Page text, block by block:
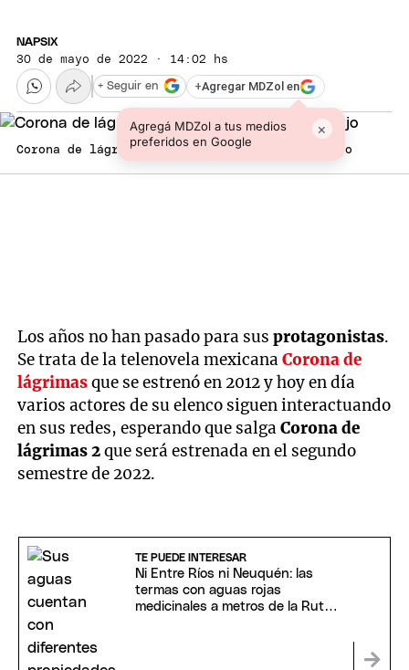
NAPSIX
30 de mayo de 2022 · 14:02 hs
+Agregar MDZol en
Agregá MDZol a tus medios
preferidos en Google
×
+ Seguir en
Corona de lágrimas contó con un elenco de lujo
Los años no han pasado para susprotagonistas.
Se trata de la telenovela mexicanaCorona de
lágrimasque se estrenó en 2012 y hoy en día
varios actores de su elenco siguen interactuando
en sus redes, esperando que salgaCorona de
lágrimas 2que será estrenada en el segundo
semestre de 2022.
TE PUEDE INTERESAR
Ni Entre Ríos ni Neuquén: las
termas con aguas rojas
medicinales a metros de la Ruta